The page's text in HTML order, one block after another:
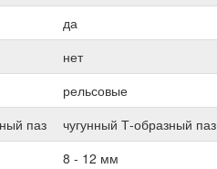
да
нет
рельсовые
паз чугунный Т-образный паз
8 - 12 мм